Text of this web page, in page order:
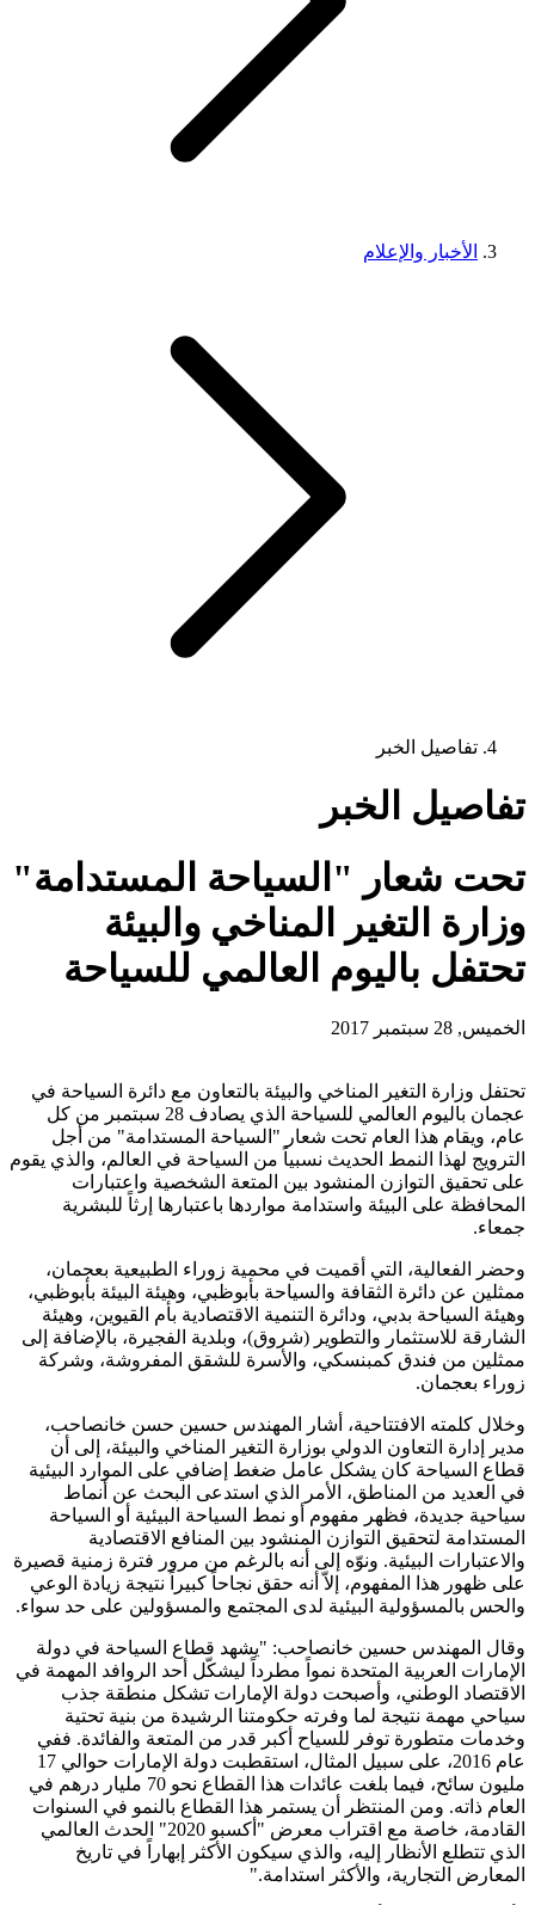
الأخبار والإعلام
تفاصيل الخبر
تفاصيل الخبر
تحت شعار "السياحة المستدامة"
وزارة التغير المناخي والبيئة
تحتفل باليوم العالمي للسياحة
الخميس, 28 سبتمبر 2017
تحتفل وزارة التغير المناخي والبيئة بالتعاون مع دائرة السياحة في
عجمان باليوم العالمي للسياحة الذي يصادف 28 سبتمبر من كل
عام، ويقام هذا العام تحت شعار "السياحة المستدامة" من أجل
الترويج لهذا النمط الحديث نسبياً من السياحة في العالم، والذي يقوم
على تحقيق التوازن المنشود بين المتعة الشخصية واعتبارات
المحافظة على البيئة واستدامة مواردها باعتبارها إرثاً للبشرية
جمعاء.
وحضر الفعالية، التي أقميت في محمية زوراء الطبيعية بعجمان،
ممثلين عن دائرة الثقافة والسياحة بأبوظبي، وهيئة البيئة بأبوظبي،
وهيئة السياحة بدبي، ودائرة التنمية الاقتصادية بأم القيوين، وهيئة
الشارقة للاستثمار والتطوير (شروق)، وبلدية الفجيرة، بالإضافة إلى
ممثلين من فندق كمبنسكي، والأسرة للشقق المفروشة، وشركة
زوراء بعجمان.
وخلال كلمته الافتتاحية، أشار المهندس حسين حسن خانصاحب،
مدير إدارة التعاون الدولي بوزارة التغير المناخي والبيئة، إلى أن
قطاع السياحة كان يشكل عامل ضغط إضافي على الموارد البيئية
في العديد من المناطق، الأمر الذي استدعى البحث عن أنماط
سياحية جديدة، فظهر مفهوم أو نمط السياحة البيئية أو السياحة
المستدامة لتحقيق التوازن المنشود بين المنافع الاقتصادية
والاعتبارات البيئية. ونوّه إلى أنه بالرغم من مرور فترة زمنية قصيرة
على ظهور هذا المفهوم، إلاّ أنه حقق نجاحاً كبيراً نتيجة زيادة الوعي
والحس بالمسؤولية البيئية لدى المجتمع والمسؤولين على حد سواء.
وقال المهندس حسين خانصاحب: "يشهد قطاع السياحة في دولة
الإمارات العربية المتحدة نمواً مطرداً ليشكّل أحد الروافد المهمة في
الاقتصاد الوطني، وأصبحت دولة الإمارات تشكل منطقة جذب
سياحي مهمة نتيجة لما وفرته حكومتنا الرشيدة من بنية تحتية
وخدمات متطورة توفر للسياح أكبر قدر من المتعة والفائدة. ففي
عام 2016، على سبيل المثال، استقطبت دولة الإمارات حوالي 17
مليون سائح، فيما بلغت عائدات هذا القطاع نحو 70 مليار درهم في
العام ذاته. ومن المنتظر أن يستمر هذا القطاع بالنمو في السنوات
القادمة، خاصة مع اقتراب معرض "أكسبو 2020" الحدث العالمي
الذي تتطلع الأنظار إليه، والذي سيكون الأكثر إبهاراً في تاريخ
المعارض التجارية، والأكثر استدامة."